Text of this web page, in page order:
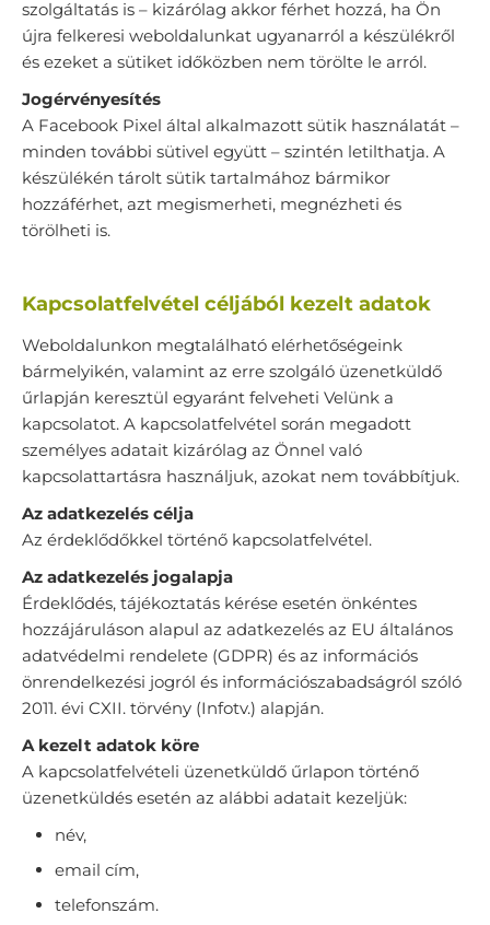
szolgáltatás is – kizárólag akkor férhet hozzá, ha Ön
újra felkeresi weboldalunkat ugyanarról a készülékről
és ezeket a sütiket időközben nem törölte le arról.
Jogérvényesítés
A Facebook Pixel által alkalmazott sütik használatát –
minden további sütivel együtt – szintén letilthatja. A
készülékén tárolt sütik tartalmához bármikor
hozzáférhet, azt megismerheti, megnézheti és
törölheti is.
Kapcsolatfelvétel céljából kezelt adatok
Weboldalunkon megtalálható elérhetőségeink
bármelyikén, valamint az erre szolgáló üzenetküldő
űrlapján keresztül egyaránt felveheti Velünk a
kapcsolatot. A kapcsolatfelvétel során megadott
személyes adatait kizárólag az Önnel való
kapcsolattartásra használjuk, azokat nem továbbítjuk.
Az adatkezelés célja
Az érdeklődőkkel történő kapcsolatfelvétel.
Az adatkezelés jogalapja
Érdeklődés, tájékoztatás kérése esetén önkéntes
hozzájáruláson alapul az adatkezelés az EU általános
adatvédelmi rendelete (GDPR) és az információs
önrendelkezési jogról és információszabadságról szóló
2011. évi CXII. törvény (Infotv.) alapján.
A kezelt adatok köre
A kapcsolatfelvételi üzenetküldő űrlapon történő
üzenetküldés esetén az alábbi adatait kezeljük:
név,
email cím,
telefonszám.